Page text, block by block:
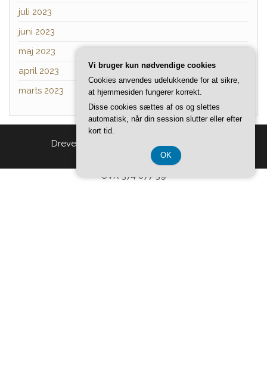
juli 2023
juni 2023
maj 2023
april 2023
marts 2023
Drevet af Tema:Head Blog
CVR 374 077 39
Vi bruger kun nødvendige cookies
Cookies anvendes udelukkende for at sikre,
at hjemmesiden fungerer korrekt.
Disse cookies sættes af os og slettes
automatisk, når din session slutter eller efter
kort tid.
OK